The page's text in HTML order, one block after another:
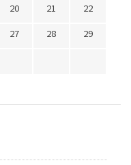
20 21
22
27 28
29